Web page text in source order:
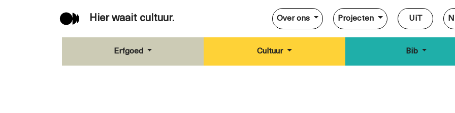
Hier waait cultuur. Over ons Projecten UiT
Erfgoed Cultuur Bib